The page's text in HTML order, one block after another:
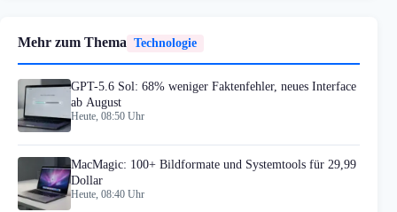
Mehr zum Thema Technologie
GPT-5.6 Sol: 68% weniger Faktenfehler, neues Interface
ab August
Heute, 08:50 Uhr
MacMagic: 100+ Bildformate und Systemtools für 29,99
Dollar
Heute, 08:40 Uhr